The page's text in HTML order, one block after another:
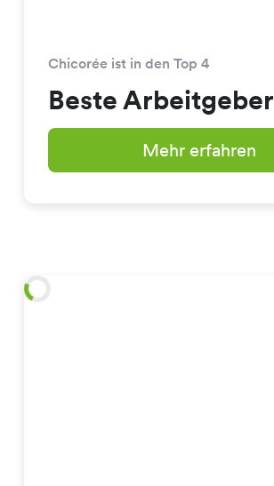
Chicorée ist in den Top 4
Beste Arbeitgeber
Mehr erfahren